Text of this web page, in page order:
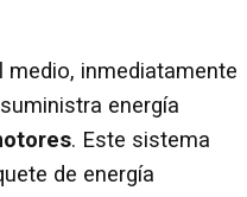
medio, inmediatamente
energía
. Este sistema
de energía